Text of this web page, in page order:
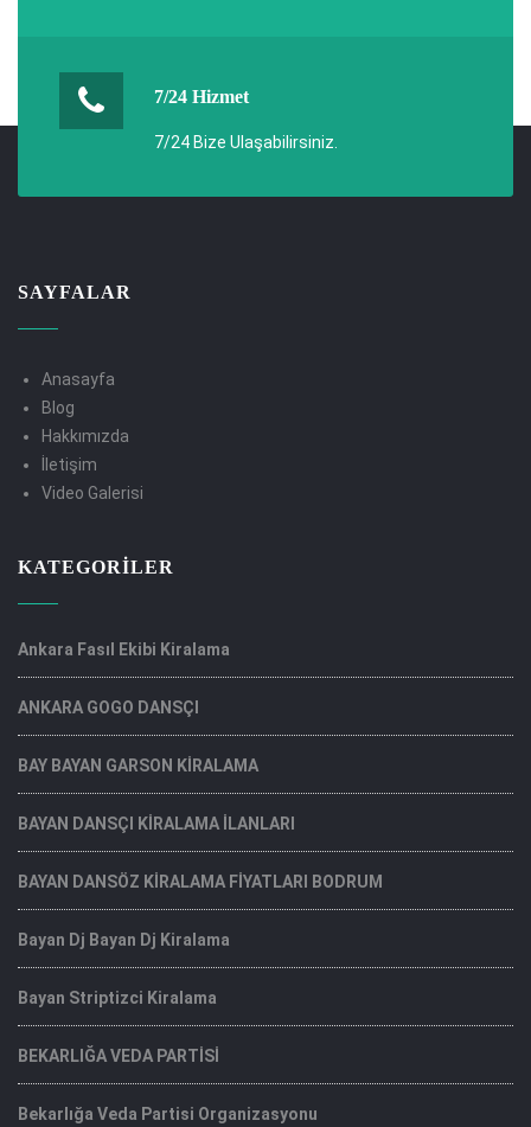
7/24 Hizmet
7/24 Bize Ulaşabilirsiniz.
SAYFALAR
Anasayfa
Blog
Hakkımızda
İletişim
Video Galerisi
KATEGORILER
Ankara Fasıl Ekibi Kiralama
ANKARA GOGO DANSÇI
BAY BAYAN GARSON KİRALAMA
BAYAN DANSÇI KİRALAMA İLANLARI
BAYAN DANSÖZ KİRALAMA FİYATLARI BODRUM
Bayan Dj Bayan Dj Kiralama
Bayan Striptizci Kiralama
BEKARLIĞA VEDA PARTİSİ
Bekarlığa Veda Partisi Organizasyonu